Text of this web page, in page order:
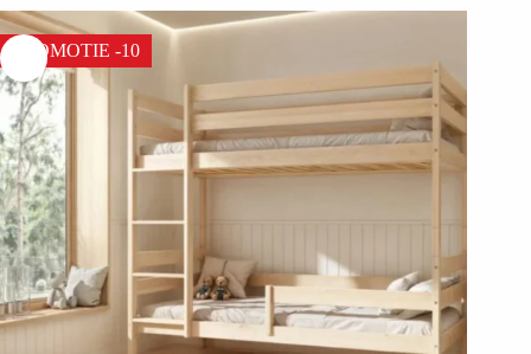
PROMOTIE -10